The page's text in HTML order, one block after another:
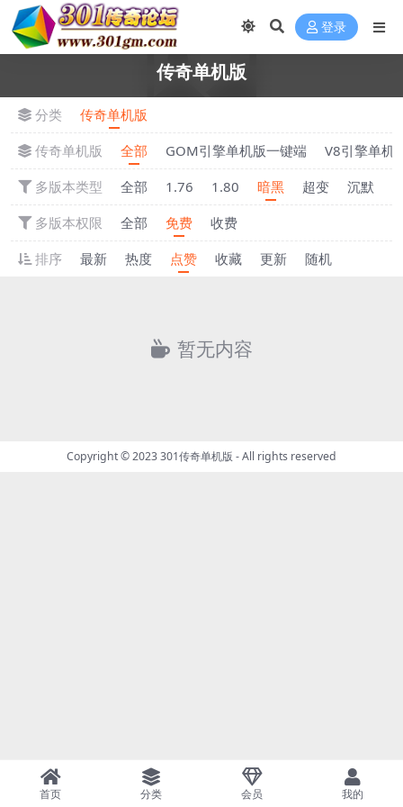
登录
传奇单机版
分类
传奇单机版
传奇单机版
全部 GOM引擎单机版一键端
V8引擎单机
多版本类型
全部 1.76 1.80 暗黑 超变 沉默
多版本权限
全部 免费
收费
排序
最新 热度 点赞 收藏 更新 随机
暂无内容
Copyright © 2023301传奇单机版 - All rights reserved
首页 分类 会员 我的